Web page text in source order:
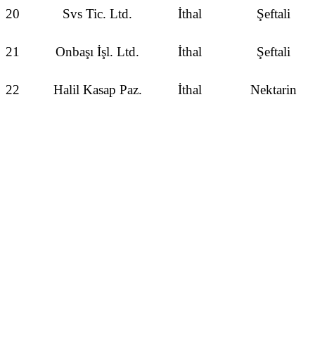
20 Svs Tic. Ltd. İthal Şeftali
21 Onbaşı İşl. Ltd. İthal Şeftali
22 Halil Kasap Paz. İthal Nektarin